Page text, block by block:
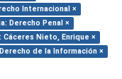
Internacional ×
Derecho Penal ×
Cáceres Nieto, Enrique ×
de la Información ×